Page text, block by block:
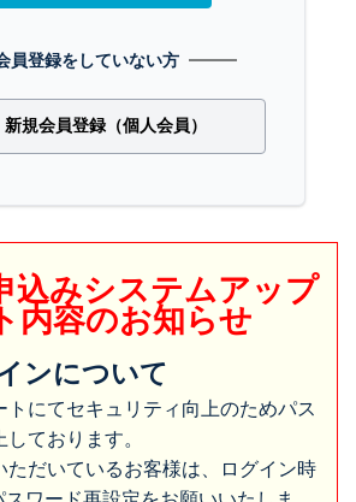
員登録をしていない方
新規会員登録（個人会員）
込みシステムアップ
内容のお知らせ
ンについて
にてセキュリティ向上のためパス
ております。
ただいているお客様は、ログイン時